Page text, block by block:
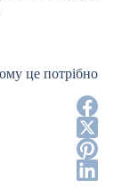
це потрібно